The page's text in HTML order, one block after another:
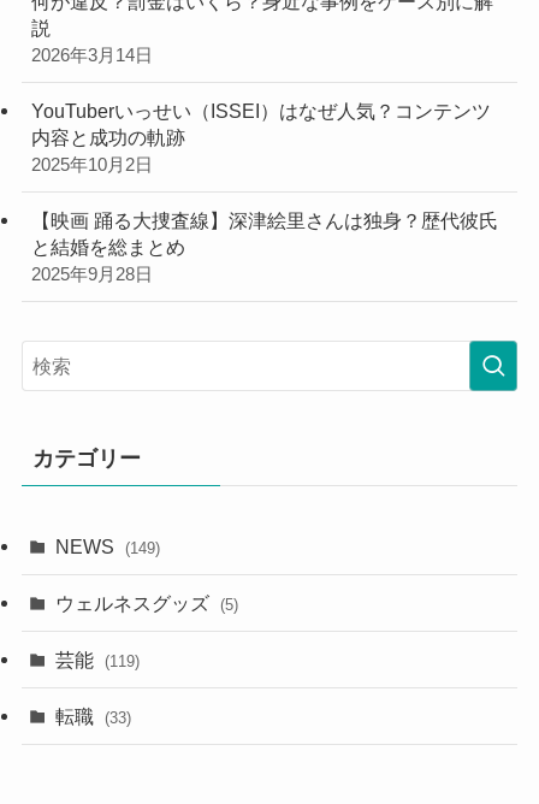
説
2026年3月14日
YouTuberいっせい（ISSEI）はなぜ人気？コンテンツ
内容と成功の軌跡
2025年10月2日
【映画 踊る大捜査線】深津絵里さんは独身？歴代彼氏
と結婚を総まとめ
2025年9月28日
カテゴリー
NEWS (149)
ウェルネスグッズ (5)
芸能 (119)
転職 (33)